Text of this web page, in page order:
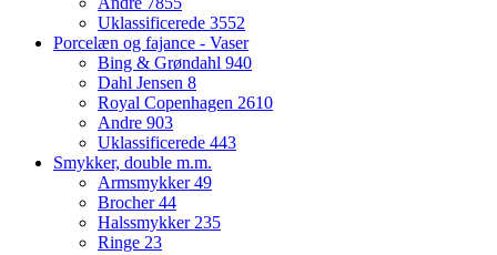
Uklassificerede 3552
Porcelæn og fajance - Vaser
Bing & Grøndahl 940
Dahl Jensen 8
Royal Copenhagen 2610
Andre 903
Uklassificerede 443
Smykker, double m.m.
Armsmykker49
Brocher44
Halssmykker 235
Ringe 23